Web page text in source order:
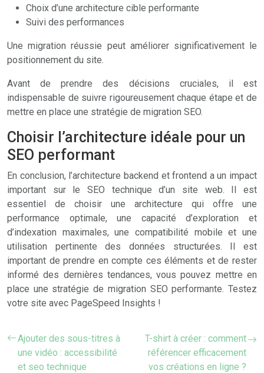
Choix d’une architecture cible performante
Suivi des performances
Une migration réussie peut améliorer significativement le
positionnement du site.
Avant de prendre des décisions cruciales, il est
indispensable de suivre rigoureusement chaque étape et de
mettre en place une stratégie de migration SEO.
Choisir l’architecture idéale pour un
SEO performant
En conclusion, l’architecture backend et frontend a un impact
important sur le SEO technique d’un site web. Il est
essentiel de choisir une architecture qui offre une
performance optimale, une capacité d’exploration et
d’indexation maximales, une compatibilité mobile et une
utilisation pertinente des données structurées. Il est
important de prendre en compte ces éléments et de rester
informé des dernières tendances, vous pouvez mettre en
place une stratégie de migration SEO performante. Testez
votre site avec PageSpeed Insights !
Ajouter des sous-titres à
une vidéo : accessibilité
et seo technique
T-shirt à créer : comment
référencer efficacement
vos créations en ligne ?